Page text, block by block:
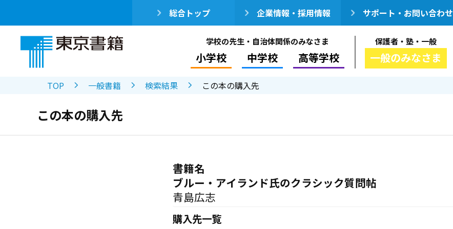
総合トップ 企業情報・採用情報 サポート・お問い合わせ
学校の先生・自治体関係のみなさま
小学校 中学校 高等学校
保護者・塾・一般
一般のみなさま
TOP 一般書籍 検索結果 この本の購入先
この本の購入先
書籍名
ブルー・アイランド氏のクラシック質問帖
青島広志
購入先一覧